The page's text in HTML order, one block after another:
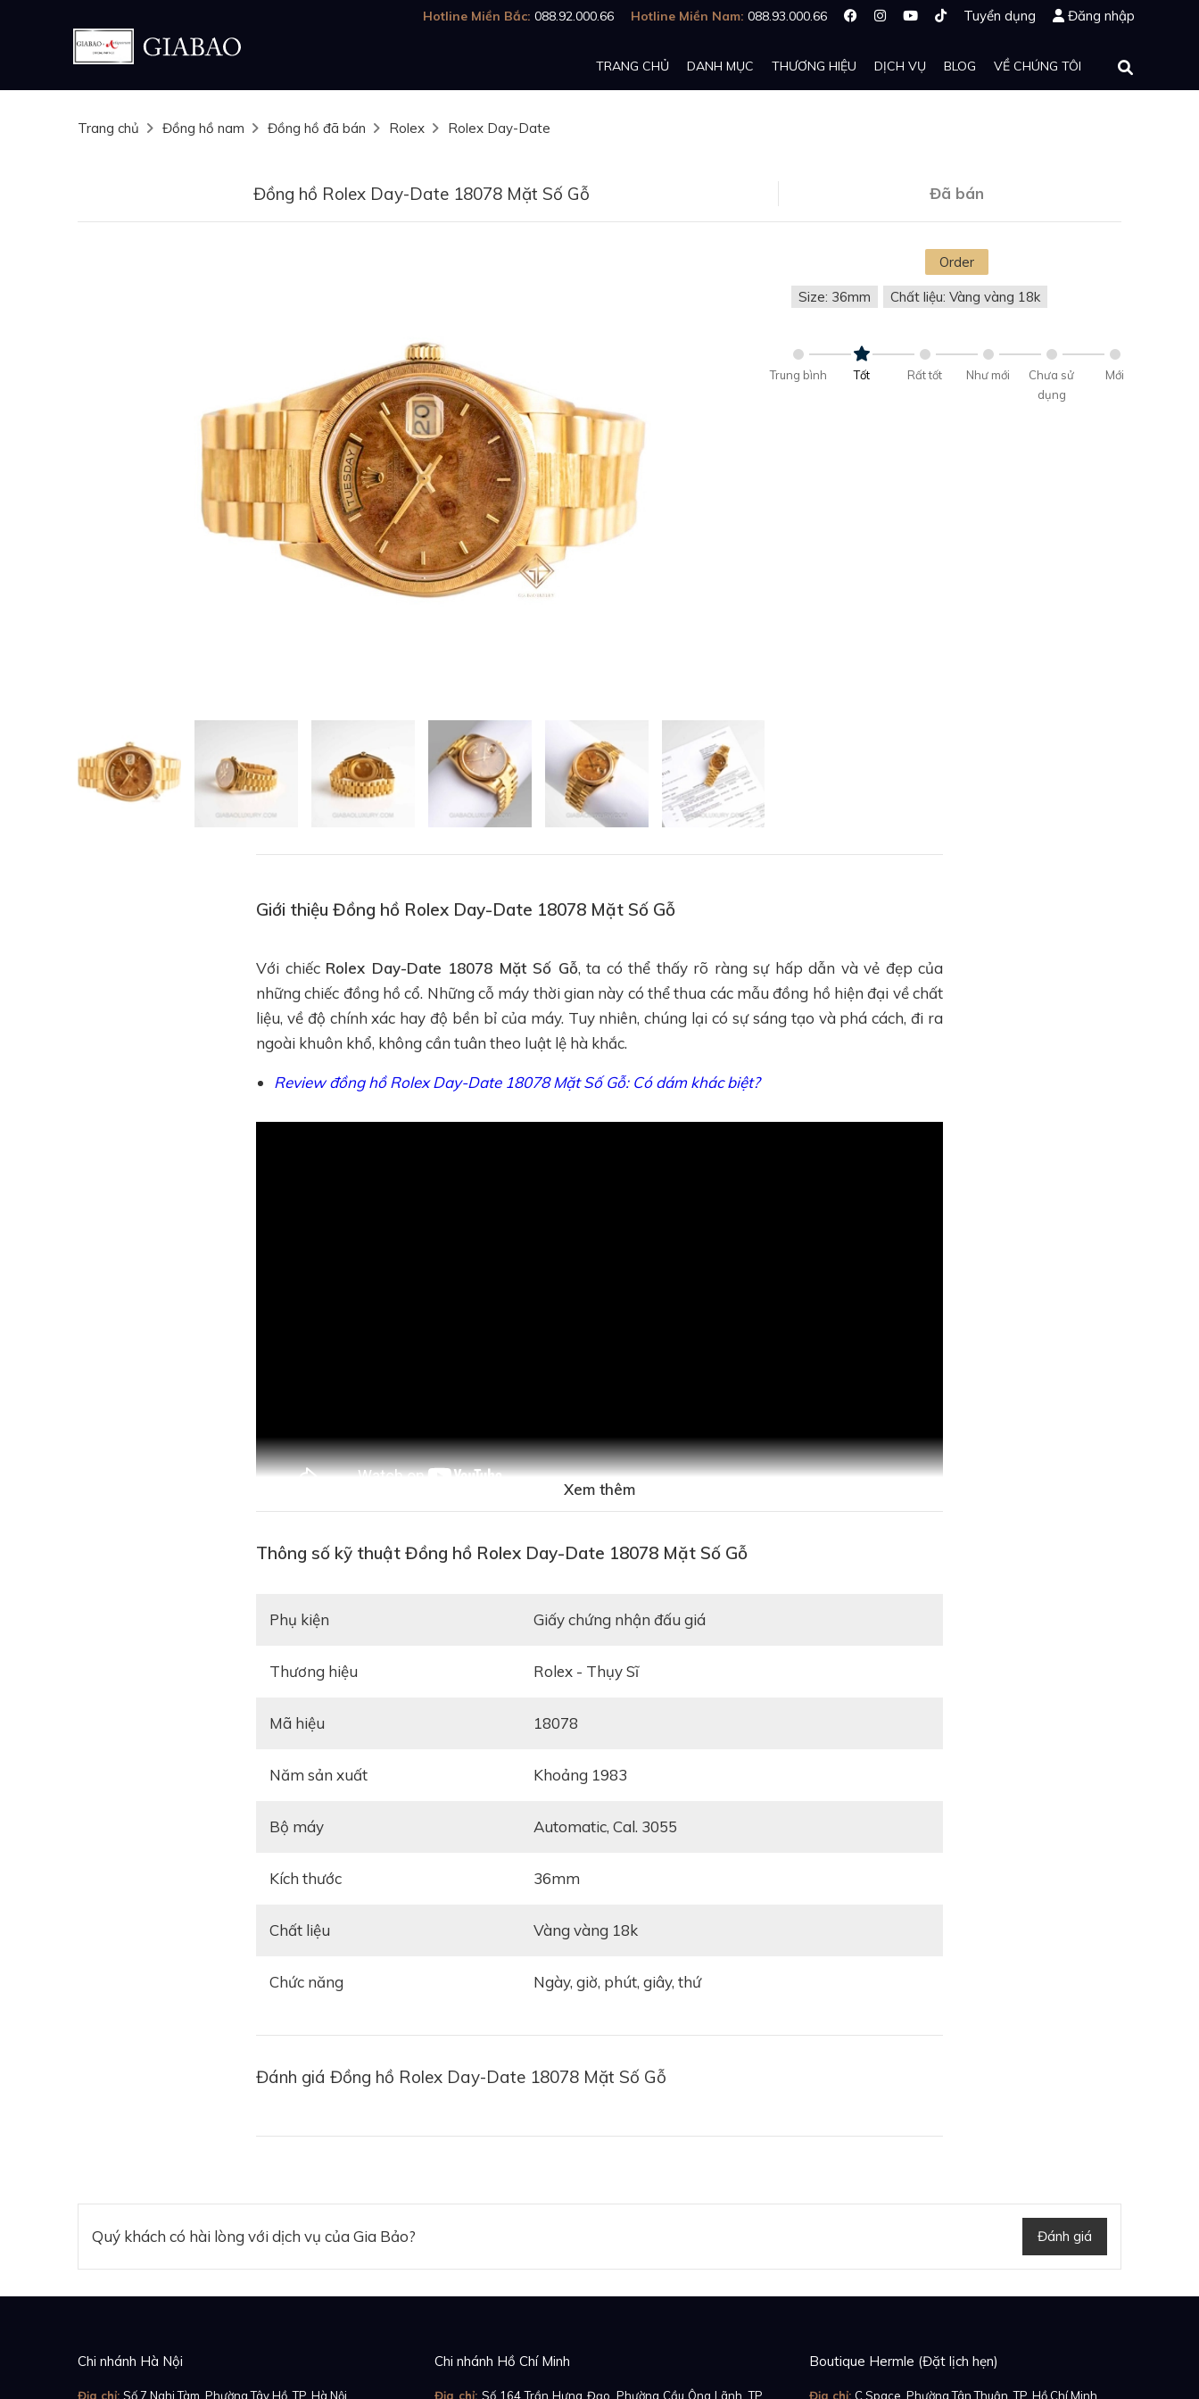
Hotline Miền Bắc: 088.92.000.66 Hotline Miền Nam: 088.93.000.66 Tuyển dụng Đăng nhập
TRANG CHỦ DANH MỤC THƯƠNG HIỆU DỊCH VỤ BLOG VỀ CHÚNG TÔI
Trang chủ Đồng hồ nam Đồng hồ đã bán Rolex Rolex Day-Date
Đồng hồ Rolex Day-Date 18078 Mặt Số Gỗ Đã bán
Order
Size: 36mm Chất liệu: Vàng vàng 18k
Trung bình Tốt Rất tốt Như mới
Chưa sử
dụng
Mới
Giới thiệu Đồng hồ Rolex Day-Date 18078 Mặt Số Gỗ
Với chiếc Rolex Day-Date 18078 Mặt Số Gỗ, ta có thể thấy rõ ràng sự hấp dẫn và vẻ đẹp của
những chiếc đồng hồ cổ. Những cỗ máy thời gian này có thể thua các mẫu đồng hồ hiện đại về chất
liệu, về độ chính xác hay độ bền bỉ của máy. Tuy nhiên, chúng lại có sự sáng tạo và phá cách, đi ra
ngoài khuôn khổ, không cần tuân theo luật lệ hà khắc.
Review đồng hồ Rolex Day-Date 18078 Mặt Số Gỗ: Có dám khác biệt?
Xem thêm
Thông số kỹ thuật Đồng hồ Rolex Day-Date 18078 Mặt Số Gỗ
Phụ kiện giấy chứng nhận đấu giá
Thương hiệu Rolex - Thụy Sĩ
Mã hiệu 18078
Năm sản xuất khoảng 1983
Bộ máy Automatic, Cal. 3055
Kích thước 36mm
Chất liệu Vàng vàng 18k
Chức năng Ngày, giờ, phút, giây, thứ
Đánh giá Đồng hồ Rolex Day-Date 18078 Mặt Số Gỗ
Quý khách có hài lòng với dịch vụ của Gia Bảo? Đánh giá
Chi nhánh Hà Nội
Địa chỉ: Số 7 Nghi Tàm, Phường Tây Hồ, TP. Hà Nội
Chi nhánh Hồ Chí Minh
Địa chỉ:Số 164 Trần Hưng Đạo, Phường Cầu Ông Lãnh, TP.
Boutique Hermle (Đặt lịch hẹn)
Địa chỉ: C Space, Phường Tân Thuận, TP. Hồ Chí Minh